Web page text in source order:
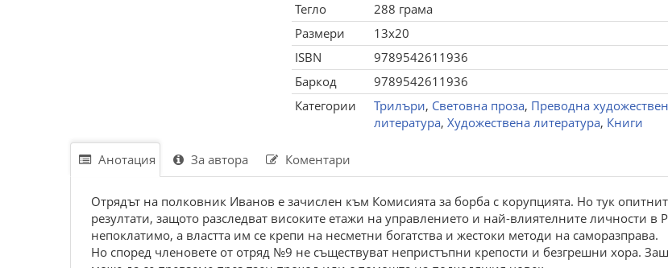
Тегло
288 грама
Размери
13x20
ISBN
9789542611936
Баркод
9789542611936
Категории
Трилъри, Световна проза, Преводна
литература, Художествена литература, Книги
Анотация За автора Коментари
Отрядът на полковник Иванов е зачислен към Комисията за борба с корупцията. Но тук
резултати, защото разследват високите етажи на управлението и най-влиятелните личности в
непоклатимо, а властта им се крепи на несметни богатства и жестоки методи на саморазправа.
Но според членовете от отряд №9 не съществуват непристъпни крепости и безгрешни хора.